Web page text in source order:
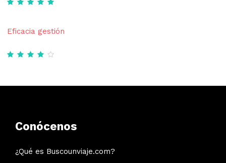
Eficacia gestión
Conócenos
¿Qué es Buscounviaje.com?